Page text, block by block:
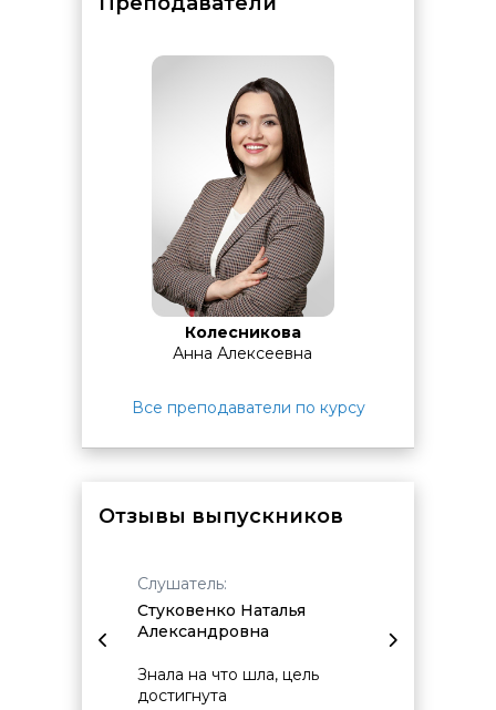
предварительному согласованию с администратором
с 10:00 до 17:10:
с 9:00 до 10:00.
с 14:00 до 17:10:
с 13:15 до 14:00.
с 18:30 до 21:30:дополнительное
с 17:10 до 17:55.
По завершении обучения проводится
Она может проходить в виде теста на
последнем занятии или основываться на результатах
выполнения практических заданий в ходе курса.
Колесникова
Анна Алексеевна
Все преподаватели по курсу
Отзывы выпускников
Слушатель:
Стуковенко Наталья
Александровна
Знала на что шла, цель
достигнута